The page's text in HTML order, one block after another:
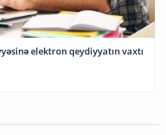
elektron qeydiyyatın vaxtı